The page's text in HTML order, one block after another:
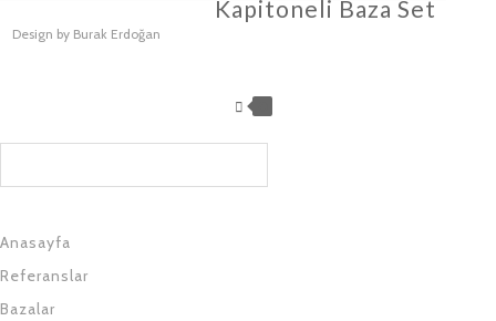
Kapitoneli Baza Set
Design by Burak Erdoğan
Anasayfa
Referanslar
Bazalar